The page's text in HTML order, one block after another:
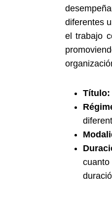
diferentes
el trabajo
Título: